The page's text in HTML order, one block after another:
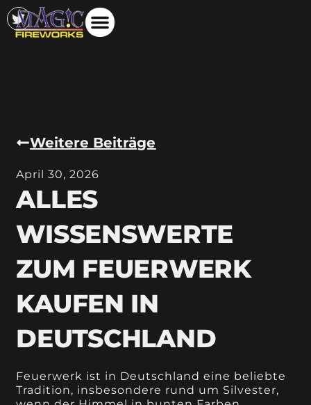
Weitere Beiträge
April 30, 2026
ALLES
WISSENSWERTE
ZUM FEUERWERK
KAUFEN IN
DEUTSCHLAND
Feuerwerk ist in Deutschland eine beliebte
Tradition, insbesondere rund um Silvester,